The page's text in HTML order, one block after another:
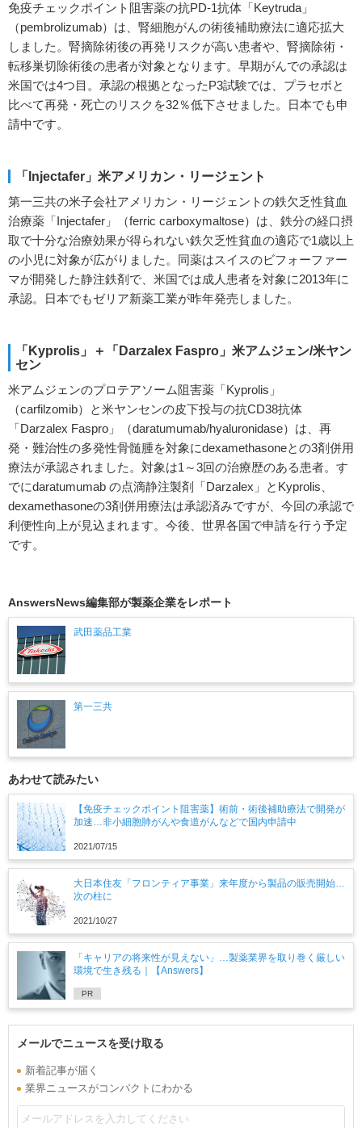
免疫チェックポイント阻害薬の抗PD-1抗体「Keytruda」
（pembrolizumab）は、腎細胞がんの術後補助療法に適応拡大
しました。腎摘除術後の再発リスクが高い患者や、腎摘除術・
転移巣切除術後の患者が対象となります。早期がんでの承認は
米国では4つ目。承認の根拠となったP3試験では、プラセボと
比べて再発・死亡のリスクを32％低下させました。日本でも申
請中です。
「Injectafer」米アメリカン・リージェント
第一三共の米子会社アメリカン・リージェントの鉄欠乏性貧血
治療薬「Injectafer」（ferric carboxymaltose）は、鉄分の経口摂
取で十分な治療効果が得られない鉄欠乏性貧血の適応で1歳以上
の小児に対象が広がりました。同薬はスイスのビフォーファー
マが開発した静注鉄剤で、米国では成人患者を対象に2013年に
承認。日本でもゼリア新薬工業が昨年発売しました。
「Kyprolis」＋「Darzalex Faspro」米アムジェン/米ヤン
セン
米アムジェンのプロテアソーム阻害薬「Kyprolis」
（carfilzomib）と米ヤンセンの皮下投与の抗CD38抗体
「Darzalex Faspro」（daratumumab/hyaluronidase）は、再
発・難治性の多発性骨髄腫を対象にdexamethasoneとの3剤併用
療法が承認されました。対象は1～3回の治療歴のある患者。す
でにdaratumumab の点滴静注製剤「Darzalex」とKyprolis、
dexamethasoneの3剤併用療法は承認済みですが、今回の承認で
利便性向上が見込まれます。今後、世界各国で申請を行う予定
です。
AnswersNews編集部が製薬企業をレポート
武田薬品工業
第一三共
あわせて読みたい
【免疫チェックポイント阻害薬】術前・術後補助療法で開発が
加速…非小細胞肺がんや食道がんなどで国内申請中
2021/07/15
大日本住友「フロンティア事業」来年度から製品の販売開始…
次の柱に
2021/10/27
「キャリアの将来性が見えない」…製薬業界を取り巻く厳しい
環境で生き残る｜【Answers】
PR
メールでニュースを受け取る
新着記事が届く
業界ニュースがコンパクトにわかる